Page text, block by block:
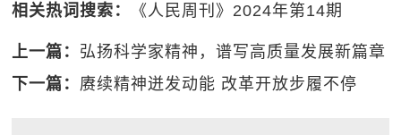
相关热词搜索： 《人民周刊》2024年第14期
上一篇： 弘扬科学家精神，谱写高质量发展新篇章
下一篇： 赓续精神迸发动能 改革开放步履不停